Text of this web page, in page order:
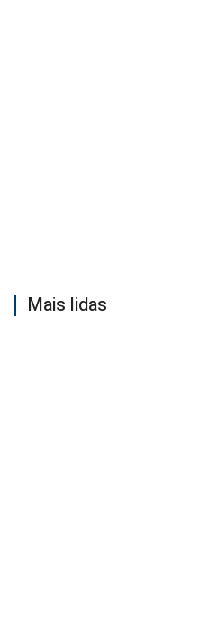
Mais lidas